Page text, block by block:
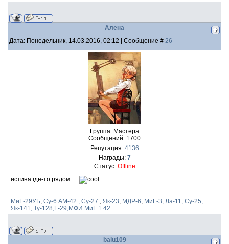
Алена
Дата: Понедельник, 14.03.2016, 02:12 | Сообщение # 26
Группа: Мастера
Сообщений: 1700
Репутация: 4136
Награды: 7
Статус: Offline
истина где-то рядом.....
МиГ-29УБ, Су-6 АМ-42 , Су-27 , Як-23, МДР-6, МиГ-3, Ла-11, Су-25,
Як-141, Ту-128,L-29,МФИ МиГ 1.42
balu109